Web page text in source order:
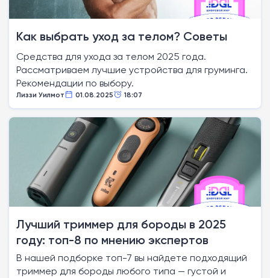
Как выбрать уход за телом? Советы
Средства для ухода за телом 2025 года.
Рассматриваем лучшие устройства для груминга.
Рекомендации по выбору.
Лиззи Уилмот 01.08.2025 18:07
Лучший триммер для бороды в 2025
году: топ-8 по мнению экспертов
В нашей подборке топ-7 вы найдете подходящий
триммер для бороды любого типа — густой и